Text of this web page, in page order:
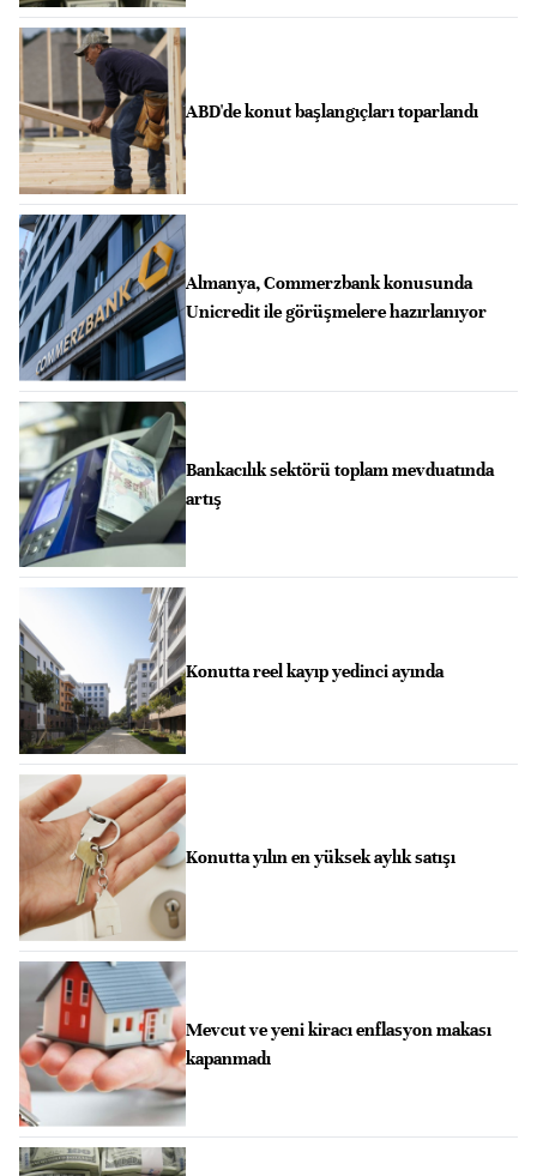
ABD'de konut başlangıçları toparlandı
Almanya, Commerzbank konusunda
Unicredit ile görüşmelere hazırlanıyor
Bankacılık sektörü toplam mevduatında
artış
Konutta reel kayıp yedinci ayında
Konutta yılın en yüksek aylık satışı
Mevcut ve yeni kiracı enflasyon makası
kapanmadı